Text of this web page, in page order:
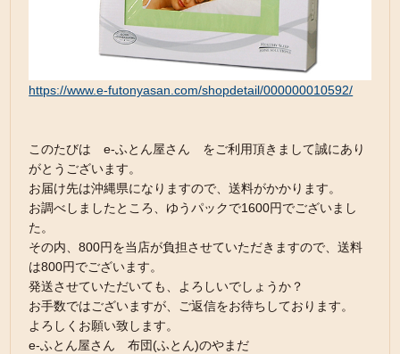
https://www.e-futonyasan.com/shopdetail/000000010592/
このたびは e-ふとん屋さん をご利用頂きまして誠にあり
がとうございます。
お届け先は沖縄県になりますので、送料がかかります。
お調べしましたところ、ゆうパックで1600円でございまし
た。
その内、800円を当店が負担させていただきますので、送料
は800円でございます。
発送させていただいても、よろしいでしょうか？
お手数ではございますが、ご返信をお待ちしております。
よろしくお願い致します。
e-ふとん屋さん 布団(ふとん)のやまだ